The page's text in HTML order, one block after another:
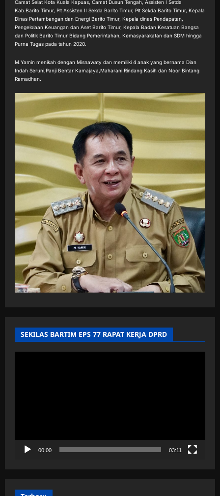
Camat Selat Kota Kuala Kapuas, Camat Dusun Tengah, Assisten I Setda
Kab.Barito Timur, Plt Assisten II Sekda Barito Timur, Plt Sekda Barito Timur, Kepala
Dinas Pertambangan dan Energi Barito Timur, Kepala dinas Pendapatan,
Pengelolaan Keuangan dan Aset Barito Timur, Kepala Badan Kesatuan Bangsa
dan Politik Barito Timur Bidang Pemerintahan, Kemasyarakatan dan SDM hingga
Purna Tugas pada tahun 2020.
M.Yamin menikah dengan Misnawaty dan memiliki 4 anak yang bernama Dian
Indah Seruni,Panji Bentar Kamajaya,Maharani Rindang Kasih dan Noor Bintang
Ramadhan.
SEKILAS BARTIM EPS 77 RAPAT KERJA DPRD
00:00 03:11